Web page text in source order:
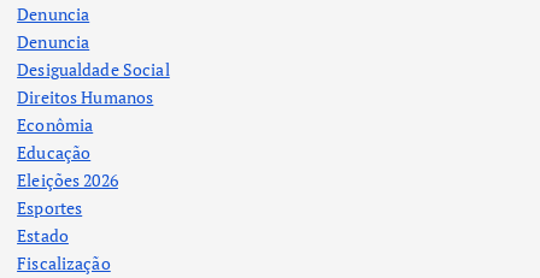
Denuncia
Denuncia
Desigualdade Social
Direitos Humanos
Econômia
Educação
Eleições 2026
Esportes
Estado
Fiscalização